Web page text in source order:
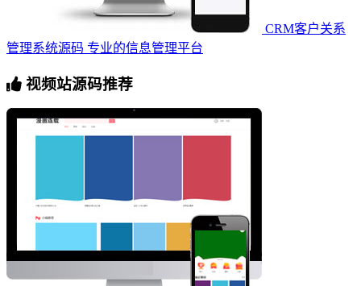
CRM客户关系
管理系统源码 专业的信息管理平台
视频站源码推荐